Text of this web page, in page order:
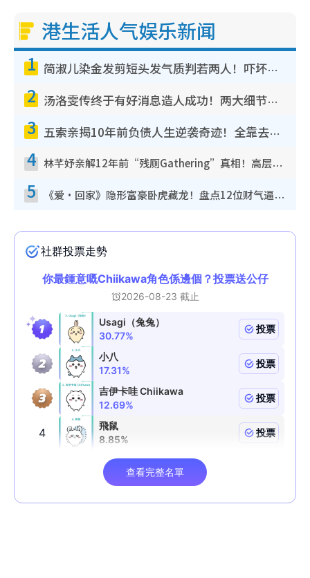
港生活人气娱乐新闻
1 简淑儿染金发剪短头发气质判若两人！吓坏老公麦大力都认不出：“你做什么？”
2 汤洛雯传终于有好消息造人成功！两大细节曝孕味极浓引猜测：大肚婆先会咁！
3 五索亲揭10年前负债人生逆袭奇迹！全靠去一地方转运后即遇上马先生
4 林芊妤亲解12年前“残厕Gathering”真相！高层解约一句话重创尊严，至今拒返TVB
5 《爱·回家》隐形富豪卧虎藏龙！盘点12位财气逼人的有钱艺人：这位美女3亿身家不愁做